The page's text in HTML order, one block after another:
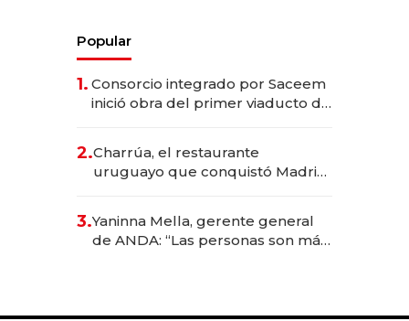
Popular
1. Consorcio integrado por Saceem
inició obra del primer viaducto de
millones
2.Charrúa, el restaurante
uruguayo que conquistó Madrid:
anticipación y prepara apertura
3.Yaninna Mella, gerente general
de ANDA: “Las personas son más